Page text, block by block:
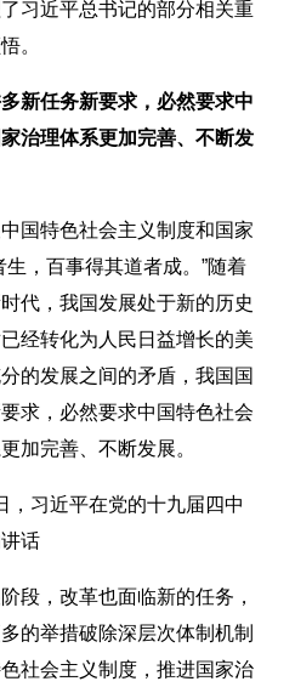
习近平总书记的部分相关重
。
新任务新要求，必然要求中
治理体系更加完善、不断发
国特色社会主义制度和国家
，百事得其道者成。”随着
代，我国发展处于新的历史
经转化为人民日益增长的美
的发展之间的矛盾，我国国
求，必然要求中国特色社会
加完善、不断发展。
习近平在党的十九届四中
话
段，改革也面临新的任务，
的举措破除深层次体制机制
社会主义制度，推进国家治